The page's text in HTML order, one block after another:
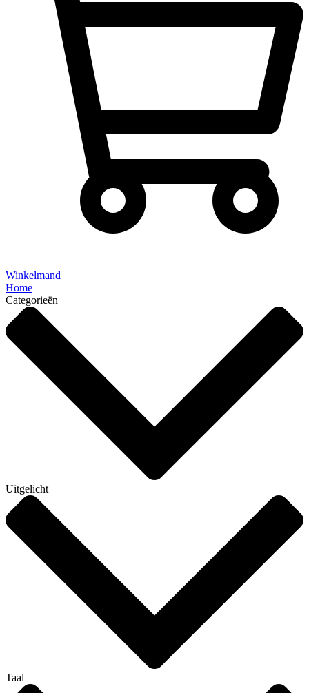
Winkelmand
Home
Categorieën
Uitgelicht
Taal